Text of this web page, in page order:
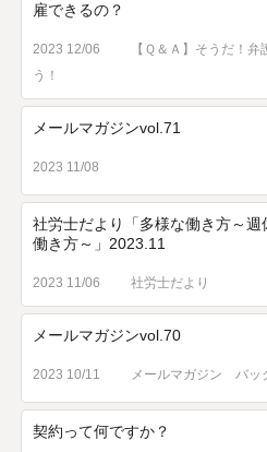
雇できるの？
2023 12/06
【Ｑ＆Ａ】そうだ！弁
う！
メールマガジンvol.71
2023 11/08
社労士だより「多様な働き方～週
働き方～」2023.11
2023 11/06 社労士だより
メールマガジンvol.70
2023 10/11 メールマガジン バッ
契約って何ですか？